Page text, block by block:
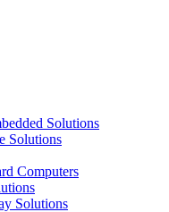
Solutions
Solutions
Computers
Solutions